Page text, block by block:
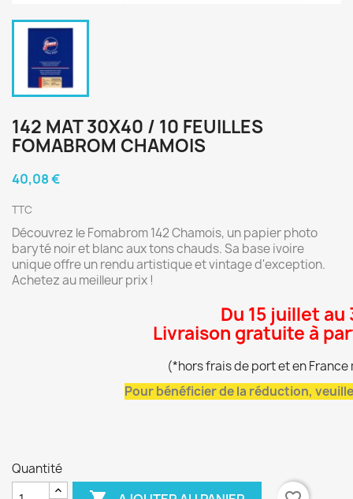
142 MAT 30X40 / 10 FEUILLES
FOMABROM CHAMOIS
40,08 €
TTC
Découvrez le Fomabrom 142 Chamois, un papier photo
baryté noir et blanc aux tons chauds. Sa base ivoire
unique offre un rendu artistique et vintage d'exception.
Achetez au meilleur prix !
Du 15 juillet au
Livraison gratuite à
(*hors frais de port et en
Pour bénéficier de la réduction,
Quantité